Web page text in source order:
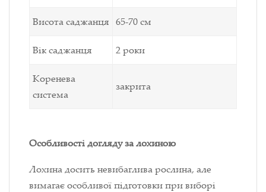
Висота саджанця 65-70 см
Вік саджанця 2 роки
Коренева
система
закрита
Особливості догляду за лохиною
Лохина досить невибаглива рослина, але
вимагає особливої підготовки при виборі